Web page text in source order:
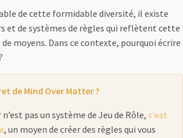
de cette formidable diversité, il existe
et de systèmes de règles qui reflètent cette
moyens. Dans ce contexte, pourquoi écrire
de Mind Over Matter ?
pas un système de Jeu de Rôle, c’est
, un moyen de créer des règles qui vous